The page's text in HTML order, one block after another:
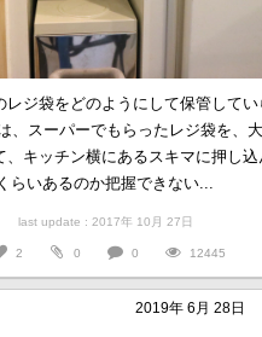
レジ袋をどのようにして保管して
、スーパーでもらったレジ袋を、
、キッチン横にあるスキマに押し込
らいあるのか把握できない...
last update : 2017年 10月 27日
2 0 0 12445
2019年 6月 28日